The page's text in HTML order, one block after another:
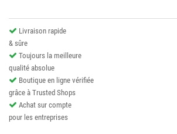
Livraison rapide
& sûre
Toujours la meilleure
qualité absolue
Boutique en ligne vérifiée
grâce à Trusted Shops
Achat sur compte
pour les entreprises